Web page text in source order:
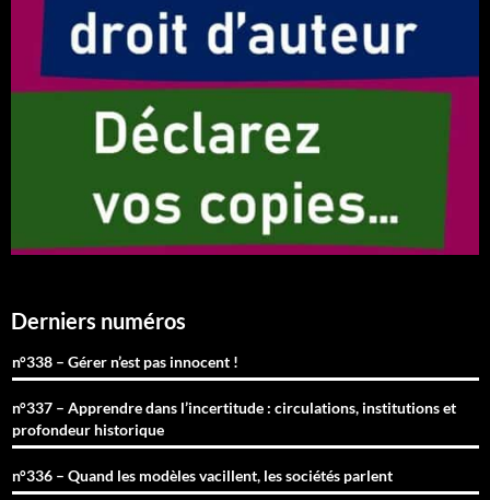
Derniers numéros
n°338 – Gérer n’est pas innocent !
n°337 – Apprendre dans l’incertitude : circulations, institutions et
profondeur historique
n°336 – Quand les modèles vacillent, les sociétés parlent